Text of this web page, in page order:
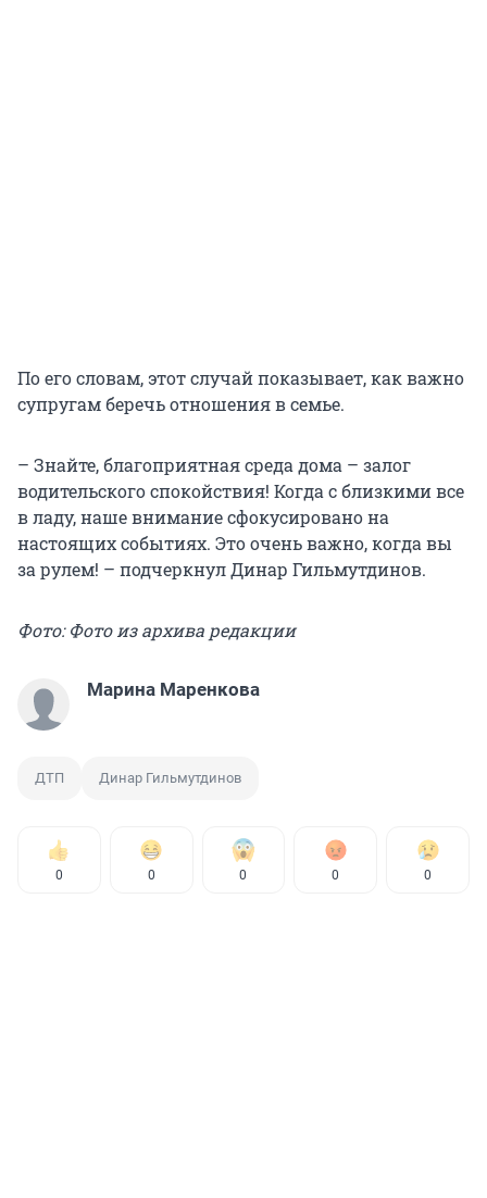
По его словам, этот случай показывает, как важно
супругам беречь отношения в семье.
– Знайте, благоприятная среда дома – залог
водительского спокойствия! Когда с близкими все
в ладу, наше внимание сфокусировано на
настоящих событиях. Это очень важно, когда вы
за рулем! – подчеркнул Динар Гильмутдинов.
Фото: Фото из архива редакции
Марина Маренкова
ДТП Динар Гильмутдинов
0 0 0 0 0